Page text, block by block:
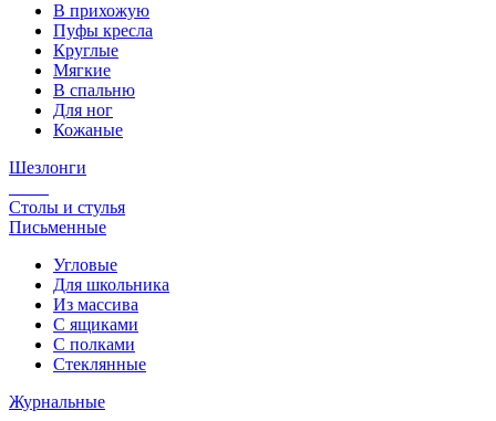
В прихожую
Пуфы кресла
Круглые
Мягкие
В спальню
Для ног
Кожаные
Шезлонги
Столы и стулья
Письменные
Угловые
Для школьника
Из массива
С ящиками
С полками
Стеклянные
Журнальные